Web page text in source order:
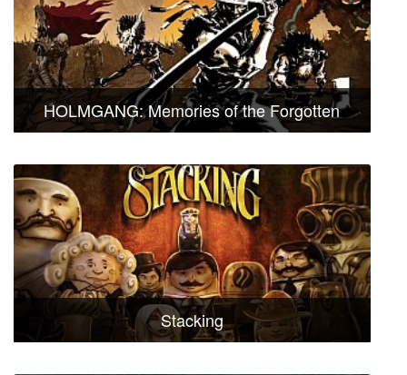
HOLMGANG: Memories of the Forgotten
Stacking